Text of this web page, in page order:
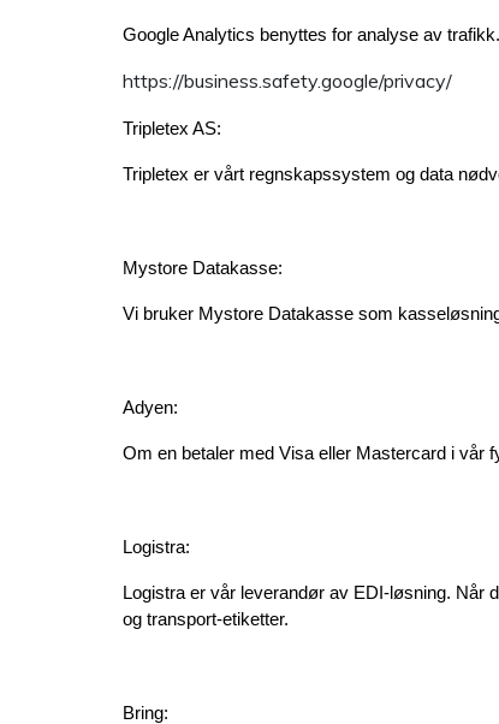
Google Analytics benyttes for analyse av
https://business.safety.google/privacy/
Tripletex AS:
Tripletex er vårt regnskapssystem og data
Mystore Datakasse:
Vi bruker Mystore Datakasse som
Adyen:
Om en betaler med Visa eller Mastercard i vår
Logistra:
Logistra er vår leverandør av EDI-løsning. Når
og transport-etiketter.
Bring: